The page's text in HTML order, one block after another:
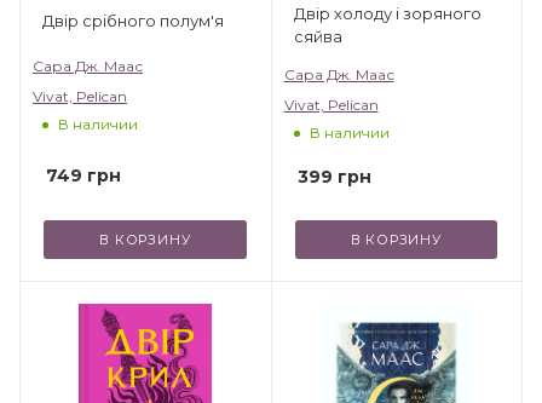
Двір срібного полум'я
Сара Дж. Маас
Vivat, Pelican
В наличии
749 грн
В КОРЗИНУ
Двір холоду і зоряного
сяйва
Сара Дж. Маас
Vivat, Pelican
В наличии
399 грн
В КОРЗИНУ